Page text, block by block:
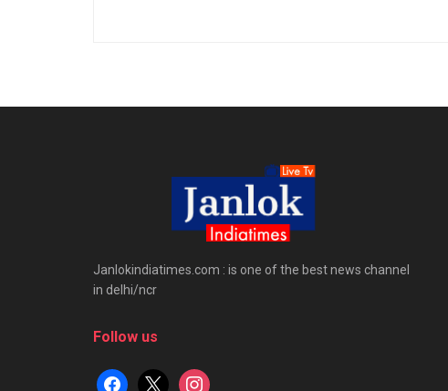
Janlokindiatimes.com : is one of the best news channel
in delhi/ncr
Follow us
facebook
x instagram